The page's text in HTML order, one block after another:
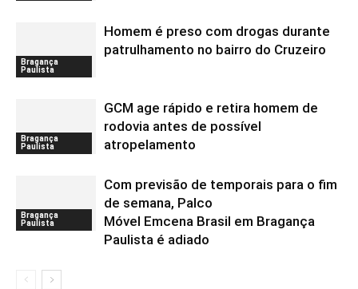
Bragança
Paulista
Homem é preso com drogas durante
patrulhamento no bairro do Cruzeiro
Bragança
Paulista
GCM age rápido e retira homem de
rodovia antes de possível
atropelamento
Bragança
Paulista
Com previsão de temporais para o fim
de semana, Palco
Móvel Emcena Brasil em Bragança
Paulista é adiado